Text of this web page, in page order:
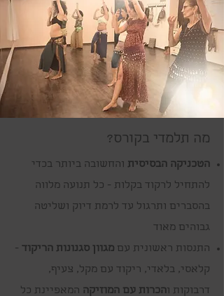
מה תלמדי בקורס?
הטכניקה הבסיסית והחשובה ביותר בכדי
להתחיל לרקוד בקלות - כל תנועה מלווה
בהסברים ותרגול עד לרמת דיוק ושליטה
גבוהים מאוד
התנסות ראשונית עם מגוון סגנונות הריקוד -
קלאסי, בלאדי, ריקוד עם מקל, צעיף,
דרבוקות והכרות עם המוזיקה המאפיינת כל